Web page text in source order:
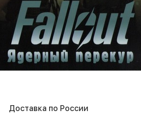
Доставка по России